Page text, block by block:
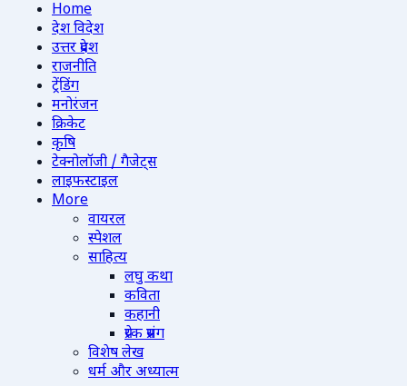
Home
देश विदेश
उत्तर प्रदेश
राजनीति
ट्रेंडिंग
मनोरंजन
क्रिकेट
कृषि
टेक्नोलॉजी / गैजेट्स
लाइफस्टाइल
More
वायरल
स्पेशल
साहित्य
लघु कथा
कविता
कहानी
प्रेरक प्रसंग
विशेष लेख
धर्म और अध्यात्म